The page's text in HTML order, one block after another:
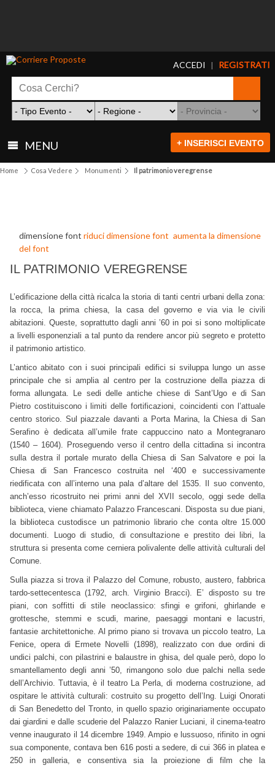
ACCEDI | REGISTRATI
MENU + INSERISCI EVENTO
Home Cosa Vedere Monumenti Il patrimonio veregrense
dimensione font riduci dimensione font aumenta la dimensione
del font
IL PATRIMONIO VEREGRENSE
L’edificazione della città ricalca la storia di tanti centri urbani della zona:
la rocca, la prima chiesa, la casa del governo e via via le civili
abitazioni. Queste, soprattutto dagli anni ’60 in poi si sono moltiplicate
a livelli esponenziali a tal punto da rendere ancor più segreto e protetto
il patrimonio artistico.
L’antico abitato con i suoi principali edifici si sviluppa lungo un asse
principale che si amplia al centro per la costruzione della piazza di
forma allungata. Le sedi delle antiche chiese di Sant’Ugo e di San
Pietro costituiscono i limiti delle fortificazioni, coincidenti con l’attuale
centro storico. Sul piazzale davanti a Porta Marina, la Chiesa di San
Serafino è dedicata all’umile frate cappuccino nato a Montegranaro
(1540 – 1604). Proseguendo verso il centro della cittadina si incontra
sulla destra il portale murato della Chiesa di San Salvatore e poi la
Chiesa di San Francesco costruita nel ‘400 e successivamente
riedificata con all’interno una pala d’altare del 1535. Il suo convento,
anch’esso ricostruito nei primi anni del XVII secolo, oggi sede della
biblioteca, viene chiamato Palazzo Francescani. Disposta su due piani,
la biblioteca custodisce un patrimonio librario che conta oltre 15.000
documenti. Luogo di studio, di consultazione e prestito dei libri, la
struttura si presenta come cerniera polivalente delle attività culturali del
Comune.
Sulla piazza si trova il Palazzo del Comune, robusto, austero, fabbrica
tardo-settecentesca (1792, arch. Virginio Bracci). E’ disposto su tre
piani, con soffitti di stile neoclassico: sfingi e grifoni, ghirlande e
grottesche, stemmi e scudi, marine, paesaggi montani e lacustri,
fantasie architettoniche. Al primo piano si trovava un piccolo teatro, La
Fenice, opera di Ermete Novelli (1898), realizzato con due ordini di
undici palchi, con pilastrini e balaustre in ghisa, del quale però, dopo lo
smantellamento degli anni ’50, rimangono solo due palchi nella sede
dell’Archivio. Tuttavia, è il teatro La Perla, di moderna costruzione, ad
ospitare le attività culturali: costruito su progetto dell’Ing. Luigi Onorati
di San Benedetto del Tronto, in quello spazio originariamente occupato
dai giardini e dalle scuderie del Palazzo Ranier Luciani, il cinema-teatro
venne inaugurato il 14 dicembre 1949. Ampio e lussuoso, rifinito in ogni
sua componente, contava ben 616 posti a sedere, di cui 366 in platea e
250 in galleria, e consentiva sia la proiezione di film che la